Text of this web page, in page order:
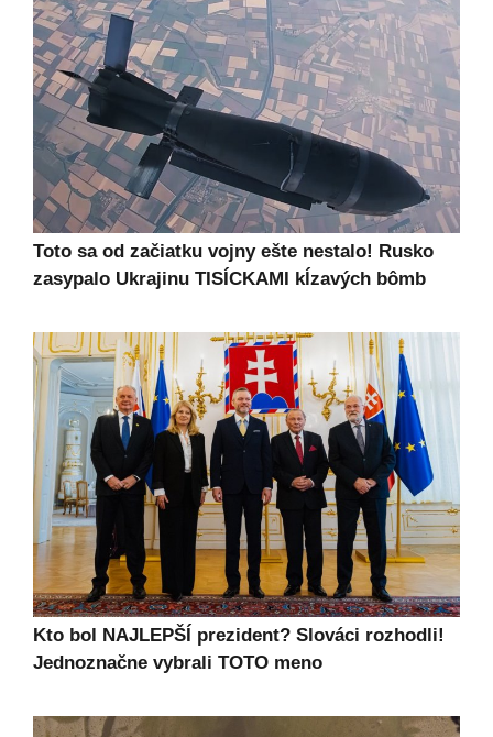
Toto sa od začiatku vojny ešte nestalo! Rusko
zasypalo Ukrajinu TISÍCKAMI kĺzavých bômb
Kto bol NAJLEPŠÍ prezident? Slováci rozhodli!
Jednoznačne vybrali TOTO meno